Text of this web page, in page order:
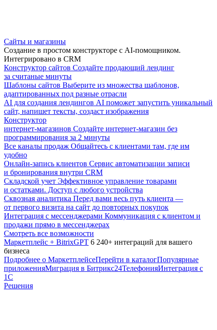
Сайты и магазины
Создание в простом конструкторе с AI-помощником.
Интегрировано в CRM
Конструктор сайтов Создайте продающий лендинг
за считаные минуты
Шаблоны сайтов Выберите из множества шаблонов,
адаптированных под разные отрасли
AI для создания лендингов AI поможет запустить уникальный
сайт, напишет тексты, создаст изображения
Конструктор
интернет-магазинов Создайте интернет-магазин без
программирования за 2 минуты
Все каналы продаж Общайтесь с клиентами там, где им
удобно
Онлайн-запись клиентов Сервис автоматизации записи
и бронирования внутри CRM
Складской учет Эффективное управление товарами
и остатками. Доступ с любого устройства
Сквозная аналитика Перед вами весь путь клиента —
от первого визита на сайт до повторных покупок
Интеграция с мессенджерами Коммуникация с клиентом и
продажи прямо в мессенджерах
Смотреть все возможности
Маркетплейс + BitrixGPT 6 240+ интеграций для вашего
бизнеса
Подробнее о МаркетплейсеПерейти в каталогПопулярные
приложенияМиграция в Битрикс24ТелефонияИнтеграция с
1С
Решения